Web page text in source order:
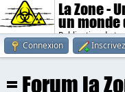
La Zone -
un monde
Publication de
Connexion